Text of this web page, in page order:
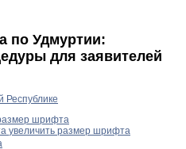
по Удмуртии:
для заявителей
Республике
шрифта
увеличить размер шрифта